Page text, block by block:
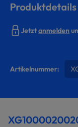
Produktdetails
Jetztanmelden
Artikelnummer: